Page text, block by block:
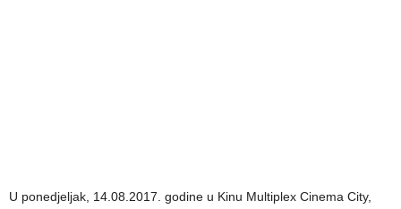
U ponedjeljak, 14.08.2017. godine u Kinu Multiplex Cinema City,